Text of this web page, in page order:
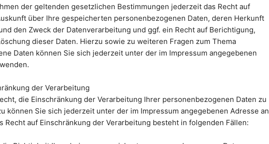
der geltenden gesetzlichen Bestimmungen jederzeit das Recht auf
über Ihre gespeicherten personenbezogenen Daten, deren Herkunft
den Zweck der Datenverarbeitung und ggf. ein Recht auf Berichtigung,
dieser Daten. Hierzu sowie zu weiteren Fragen zum Thema
Daten können Sie sich jederzeit unter der im Impressum angegebenen
der Verarbeitung
die Einschränkung der Verarbeitung Ihrer personenbezogenen Daten zu
können Sie sich jederzeit unter der im Impressum angegebenen Adresse an
Recht auf Einschränkung der Verarbeitung besteht in folgenden Fällen: